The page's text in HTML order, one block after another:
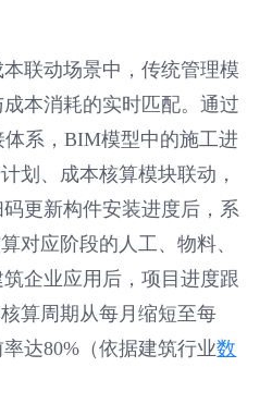
联动场景中，传统管理模
本消耗的实时匹配。通过
系，BIM模型中的施工进
划、成本核算模块联动，
更新构件安装进度后，系
对应阶段的人工、物料、
企业应用后，项目进度跟
算周期从每月缩短至每
达80%（依据建筑行业数